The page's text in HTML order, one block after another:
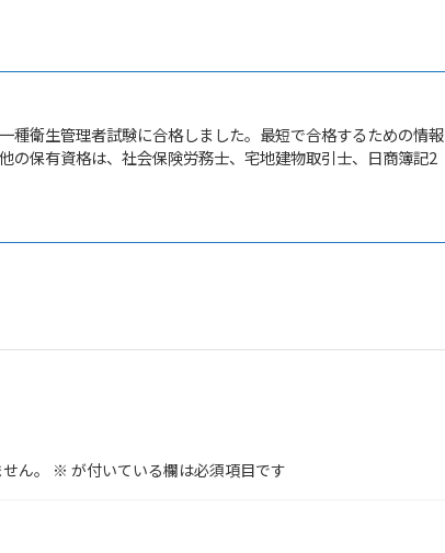
種衛生管理者試験に合格しました。最短で合格するための情報
の保有資格は、社会保険労務士、宅地建物取引士、日商簿記2
ん。 ※ が付いている欄は必須項目です